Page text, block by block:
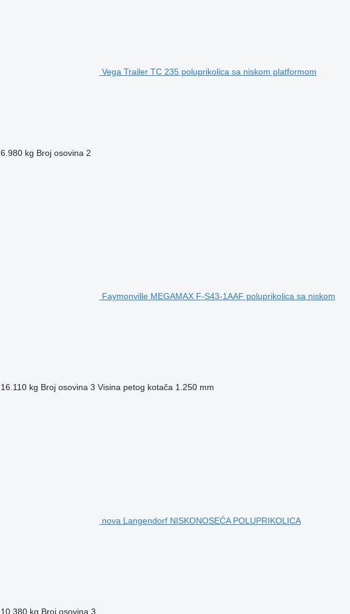
Vega Trailer TC 235 poluprikolica sa niskom platformom
6.980 kg Broj osovina 2
Faymonville MEGAMAX F-S43-1AAF poluprikolica sa niskom
16.110 kg Broj osovina 3 Visina petog kotača 1.250 mm
nova Langendorf NISKONOSEĆA POLUPRIKOLICA
10.380 kg Broj osovina 3